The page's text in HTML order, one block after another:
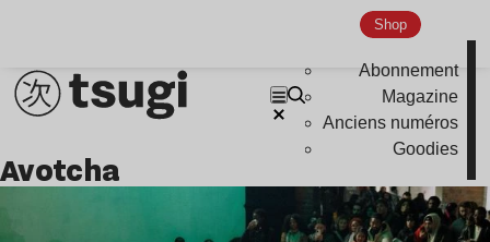
Shop
Abonnement
Magazine
Anciens numéros
Goodies
Avotcha